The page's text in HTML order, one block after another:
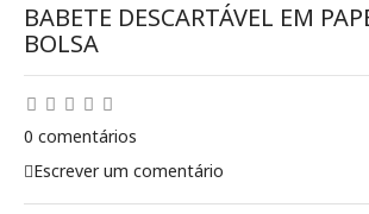
BABETE DESCARTÁVEL EM
BOLSA
0 comentários
Escrever um comentário